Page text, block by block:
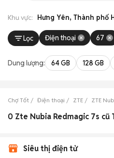
Khu vực: Hưng Yên, Thành phố
Lọc Điện thoại 67
Dung lượng: 64 GB 128 GB
Chợ Tốt Điện thoại ZTE ZTE
Siêu thị điện tử